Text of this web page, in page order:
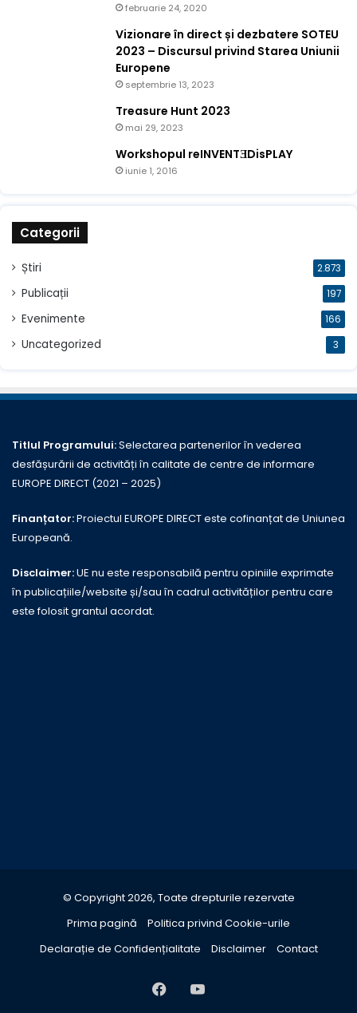
februarie 24, 2020
Vizionare în direct și dezbatere SOTEU
2023 – Discursul privind Starea Uniunii
Europene
septembrie 13, 2023
Treasure Hunt 2023
mai 29, 2023
Workshopul reINVENTƎDisPLAY
iunie 1, 2016
Categorii
Știri 2.873
Publicații 197
Evenimente 166
Uncategorized 3
Titlul Programului:Selectarea partenerilor în vederea
desfășurării de activități în calitate de centre de informare
EUROPE DIRECT (2021 – 2025)
Finanțator:Proiectul EUROPE DIRECT este cofinanțat de Uniunea
Europeană.
Disclaimer:UE nu este responsabilă pentru opiniile exprimate
în publicațiile/website și/sau în cadrul activităților pentru care
este folosit grantul acordat.
© Copyright 2026, Toate drepturile rezervate
Prima pagină
Politica privind Cookie-urile
Declarație de Confidențialitate
Disclaimer Contact
FacebookYouTube